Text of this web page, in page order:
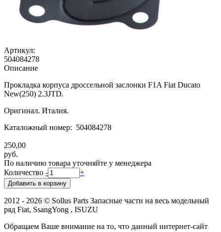
Артикул:
504084278
Описание
Прокладка корпуса дроссельной заслонки F1A Fiat Ducato
New(250) 2.3JTD.
Оригинал. Италия.
Каталожный номер: 504084278
250,00
руб.
По наличию товара уточняйте у менеджера
Количество - +
2012 - 2026 © Sollus Parts Запасные части на весь модельный
ряд Fiat, SsangYong , ISUZU
Обращаем Ваше внимание на то, что данный интернет-сайт